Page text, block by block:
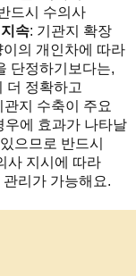
드시 수의사
속: 기관지 확장
의 개인차에 따라
단정하기보다는,
더 정확하고
지 수축이 주요
우에 효과가 나타날
으므로 반드시
사 지시에 따라
리가 가능해요.